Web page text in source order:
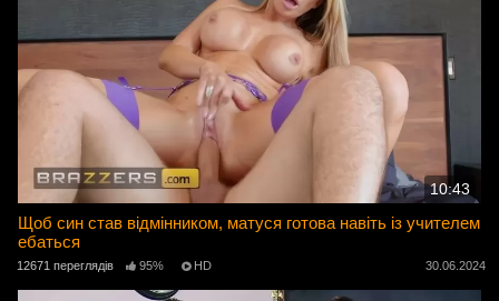
10:43
Щоб син став відмінником, матуся готова навіть із учителем
ебаться
12671 переглядів 95% HD 30.06.2024